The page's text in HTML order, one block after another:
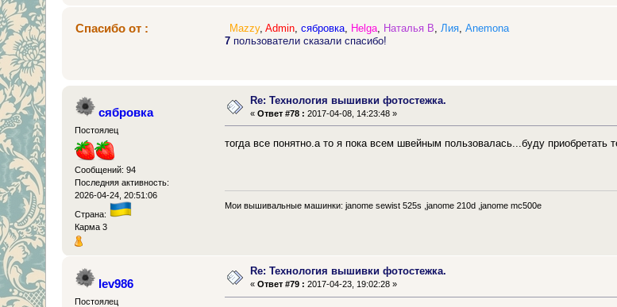
Спасибо от : Mazzy,Admin ,сябровка Helga Наталья В Лия ,Anemona
7пользователи сказали спасибо!
сябровка
Постоялец
Сообщений: 94
Последняя активность:
2026-04-24, 20:51:06
Страна:
Карма 3
Re: Технология вышивки фотостежка.
«Ответ #78 : 2017-04-08, 14:23:48 »
тогда все понятно.а то я пока всем швейным пользовалась...буду приобретать
Мои вышивальные машинки: janome sewist 525s ,janome 210d ,janome mc500e
lev986
Постоялец
Re: Технология вышивки фотостежка.
«Ответ #79 : 2017-04-23, 19:02:28 »